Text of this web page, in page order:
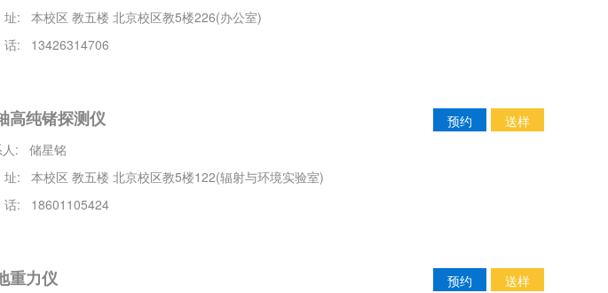
: 本校区 教五楼 北京校区教5楼226(办公室)
: 13426314706
高纯锗探测仪 预约
送样
人: 储星铭
: 本校区 教五楼 北京校区教5楼122(辐射与环境实验室)
: 18601105424
重力仪 预约
送样